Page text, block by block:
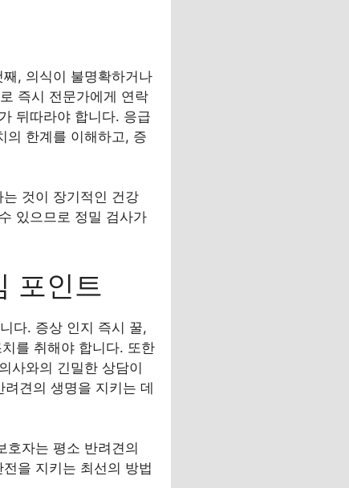
, 의식이 불명확하거나
즉시 전문가에게 연락
뒤따라야 합니다. 응급
의 한계를 이해하고, 증
것이 장기적인 건강
있으므로 정밀 검사가
포인트
다. 증상 인지 즉시 꿀,
를 취해야 합니다. 또한
사와의 긴밀한 상담이
견의 생명을 지키는 데
호자는 평소 반려견의
을 지키는 최선의 방법